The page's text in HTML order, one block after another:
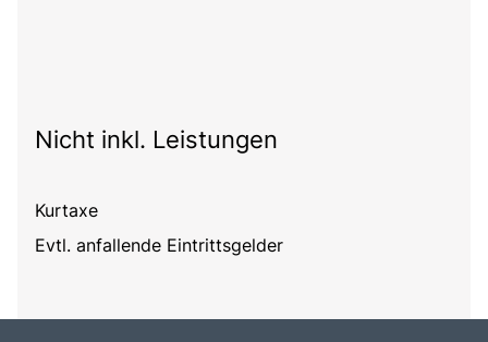
Nicht inkl. Leistungen
Kurtaxe
Evtl. anfallende Eintrittsgelder